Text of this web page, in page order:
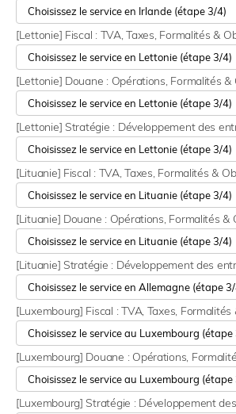
[Lettonie] Fiscal : TVA, Taxes, Formalités &
[Lettonie] Douane : Opérations, Formalités &
[Lettonie] Stratégie : Développement des
[Lituanie] Fiscal : TVA, Taxes, Formalités &
[Lituanie] Douane : Opérations, Formalités &
[Lituanie] Stratégie : Développement des
[Luxembourg] Fiscal : TVA, Taxes,
[Luxembourg] Douane : Opérations,
[Luxembourg] Stratégie : Développement